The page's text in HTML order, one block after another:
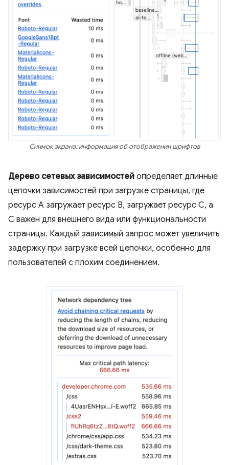
Снимок экрана: информация об отображении шрифтов
Дерево сетевых зависимостей определяет длинные
цепочки зависимостей при загрузке страницы, где
ресурс A загружает ресурс B, загружает ресурс C, а
C важен для внешнего вида или функциональности
страницы. Каждый зависимый запрос может увеличить
задержку при загрузке всей цепочки, особенно для
пользователей с плохим соединением.